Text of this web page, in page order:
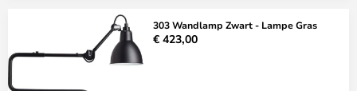
303 Wandlamp Zwart - Lampe Gras
€ 423,00